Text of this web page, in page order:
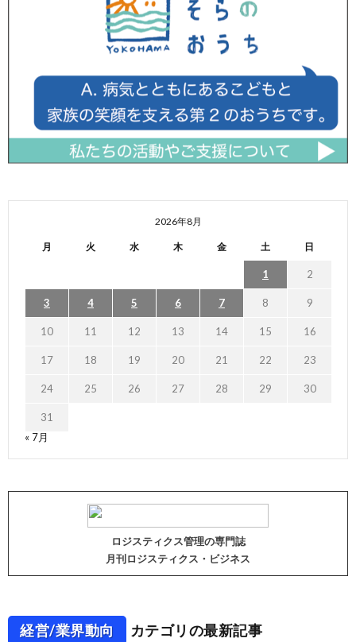
2026年8月
月 火 水 木 金 土 日
1 2
3 4 5 6 7 8 9
10 11 12 13 14 15 16
17 18 19 20 21 22 23
24 25 26 27 28 29 30
31
« 7月
ロジスティクス管理の専門誌
月刊ロジスティクス・ビジネス
経営/業界動向 カテゴリの最新記事